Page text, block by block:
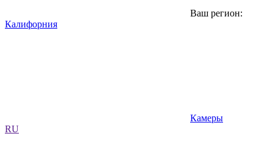
Ваш регион:
Калифорния
Камеры
RU